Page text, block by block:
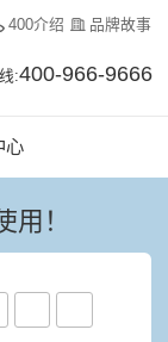
400介绍 品牌故事
:400-966-9666
心
！